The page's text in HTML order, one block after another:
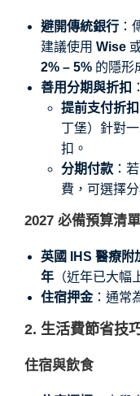
避開傳統銀行 ：
建議使用 Wise
2% – 5% 的隱形
善用分期與折扣 ：
提前支付折扣
丁堡）針對
扣。
分期付款 ：
費，可選擇
2027 必備預算清單
英國 IHS 醫療附
年 （近年已大幅
住宿押金：通常
2. 生活費節省技
住宿與飲食